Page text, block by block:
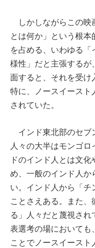
しかしながらこの映
とは何か」という根
を占める、いわゆる
様性」だと主張するが
面すると、それを受け
特に、ノースイースト
されていた。
インド東北部のセブ
人々の大半はモンゴ
ドのインド人とは文
め、一般のインド人か
い。インド人から「チ
ことさえある。また
る」人々だと蔑視さ
表選考の場においても
ことでノースイース